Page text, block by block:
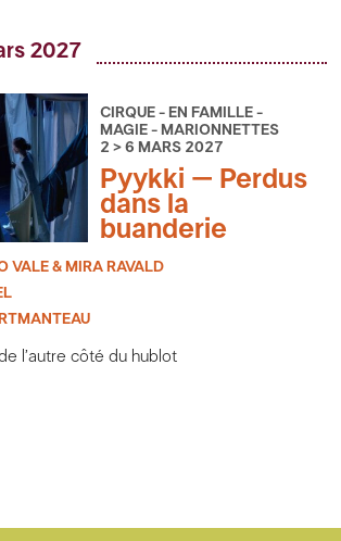
2027
CIRQUE - EN FAMILLE -
MAGIE - MARIONNETTES
2 > 6 MARS 2027
Pyykki – Perdus
dans la
buanderie
VALE & MIRA RAVALD
l’autre côté du hublot